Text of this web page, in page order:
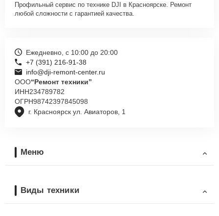
Профильный сервис по технике DJI в Красноярске. Ремонт
любой сложности с гарантией качества.
г. Красноярск ул. Авиаторов, 1
Ежедневно, с 10:00 до 20:00
+7 (391) 216-91-38
info@dji-remont-center.ru
ООО“Ремонт техники”
ИНН234789782
ОГРН98742397845098
Меню
Виды техники